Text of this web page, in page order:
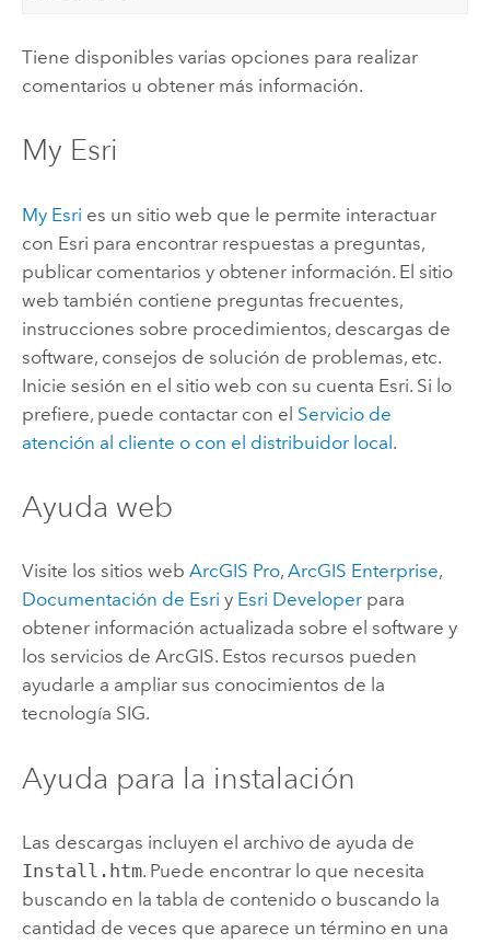
Tiene disponibles varias opciones para realizar
comentarios u obtener más información.
My Esri
My Esri es un sitio web que le permite interactuar
con Esri para encontrar respuestas a preguntas,
publicar comentarios y obtener información. El sitio
web también contiene preguntas frecuentes,
instrucciones sobre procedimientos, descargas de
software, consejos de solución de problemas, etc.
Inicie sesión en el sitio web con su cuenta Esri. Si lo
prefiere, puede contactar con el Servicio de
atención al cliente o con el distribuidor local.
Ayuda web
Visite los sitios web ArcGIS Pro, ArcGIS Enterprise,
Documentación de Esri y Esri Developerpara
obtener información actualizada sobre el software y
los servicios de ArcGIS. Estos recursos pueden
ayudarle a ampliar sus conocimientos de la
tecnología SIG.
Ayuda para la instalación
Las descargas incluyen el archivo de ayuda de
Install.htm. Puede encontrar lo que necesita
buscando en la tabla de contenido o buscando la
cantidad de veces que aparece un término en una